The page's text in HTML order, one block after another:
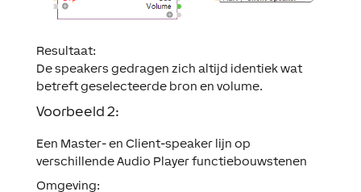
Resultaat:
De speakers gedragen zich altijd identiek wat
betreft geselecteerde bron en volume.
Voorbeeld 2:
Een Master- en Client-speaker lijn op
verschillende Audio Player functiebouwstenen
Omgeving: